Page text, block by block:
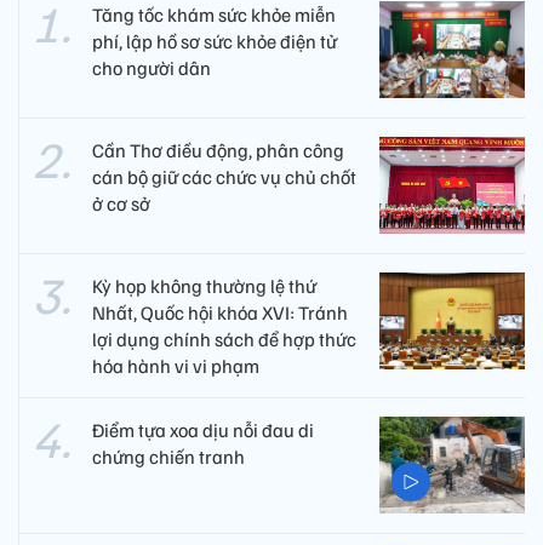
Tăng tốc khám sức khỏe miễn
phí, lập hồ sơ sức khỏe điện tử
cho người dân
Cần Thơ điều động, phân công
cán bộ giữ các chức vụ chủ chốt
ở cơ sở
Kỳ họp không thường lệ thứ
Nhất, Quốc hội khóa XVI: Tránh
lợi dụng chính sách để hợp thức
hóa hành vi vi phạm
Điểm tựa xoa dịu nỗi đau di
chứng chiến tranh